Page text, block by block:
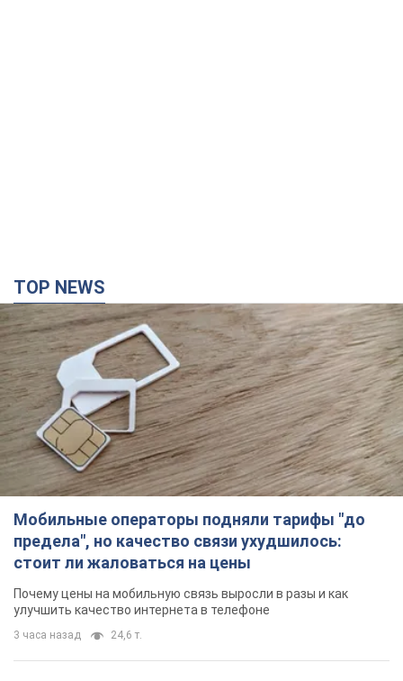
TOP NEWS
Мобильные операторы подняли тарифы "до
предела", но качество связи ухудшилось:
стоит ли жаловаться на цены
Почему цены на мобильную связь выросли в разы и как
улучшить качество интернета в телефоне
3 часа назад 24,6 т.